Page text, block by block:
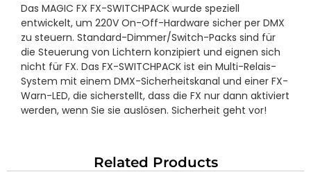
Das MAGIC FX FX-SWITCHPACK wurde speziell
entwickelt, um 220V On-Off-Hardware sicher per DMX
zu steuern. Standard-Dimmer/Switch-Packs sind für
die Steuerung von Lichtern konzipiert und eignen sich
nicht für FX. Das FX-SWITCHPACK ist ein Multi-Relais-
System mit einem DMX-Sicherheitskanal und einer FX-
Warn-LED, die sicherstellt, dass die FX nur dann aktiviert
werden, wenn Sie sie auslösen. Sicherheit geht vor!
Related Products